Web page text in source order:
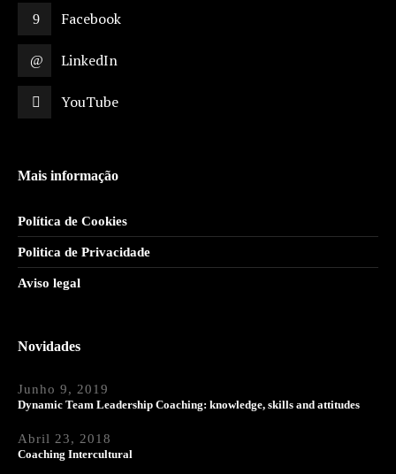
Facebook
LinkedIn
YouTube
Mais informação
Política de Cookies
Politica de Privacidade
Aviso legal
Novidades
Junho 9, 2019
Dynamic Team Leadership Coaching: knowledge, skills and attitudes
Abril 23, 2018
Coaching Intercultural